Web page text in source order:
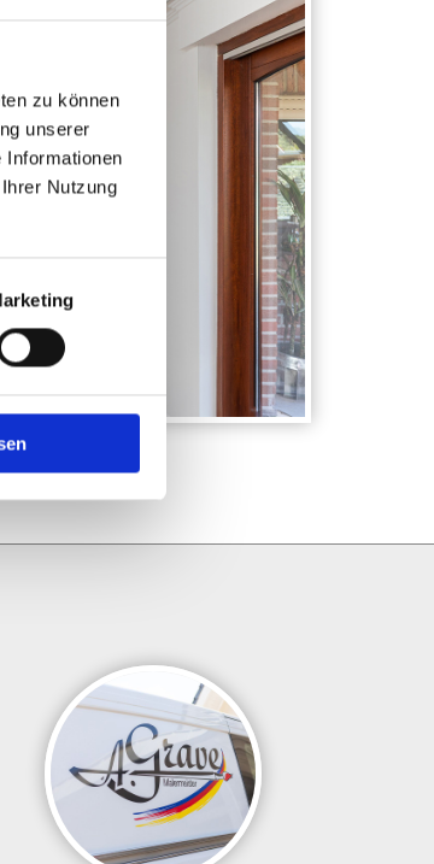
zu können
unserer
Informationen
Nutzung